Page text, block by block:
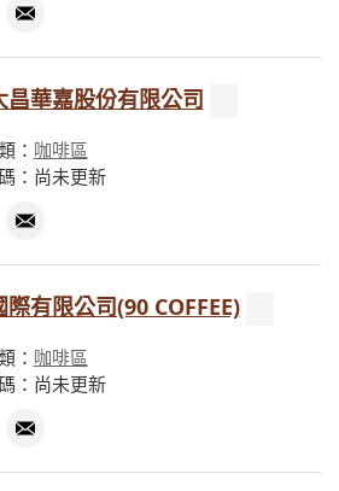
昌華嘉股份有限公司
： 咖啡區
：尚未更新
際有限公司(90 COFFEE)
： 咖啡區
：尚未更新